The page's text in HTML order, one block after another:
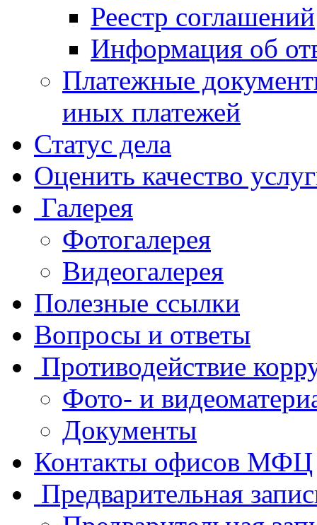
Реестр соглашений
Информация об
Платежные
иных платежей
Статус дела
Оценить качество
Галерея
Фотогалерея
Видеогалерея
Полезные ссылки
Вопросы и ответы
Противодействие
Фото- и
Документы
Контакты офисов МФЦ
Предварительная